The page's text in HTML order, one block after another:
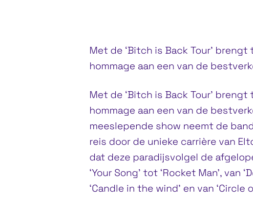
Met de ‘Bitch is Back Tour’
hommage aan een van de
Met de ‘Bitch is Back Tour’
hommage aan een van de
meeslepende show neemt de
reis door de unieke carrière van
dat deze paradijsvolgel de
‘Your Song’ tot ‘Rocket Man’, van
‘Candle in the wind’ en van